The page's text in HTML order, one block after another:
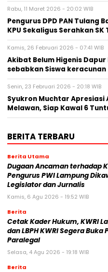
Rabu, 11 Maret 2026 - 20:02 WIB
Pengurus DPD PAN Tulang
KPU Sekaligus Serahkan
Kamis, 26 Februari 2026 - 07:41 WIB
Akibat Belum Higenis
sebabkan Siswa keracunan
Senin, 23 Februari 2026 - 20:18 WIB
Syukron Muchtar Apresiasi
Melawan, Siap Kawal 6
BERITA TERBARU
Berita Utama
Dugaan Ancaman terhadap
Pengurus PWI Lampung
Legislator dan Jurnalis
Kamis, 6 Agu 2026 - 19:52 WIB
Berita
Cetak Kader Hukum, KWRI
dan LBPH KWRI Segera Buka
Paralegal
Selasa, 4 Agu 2026 - 19:18 WIB
Berita